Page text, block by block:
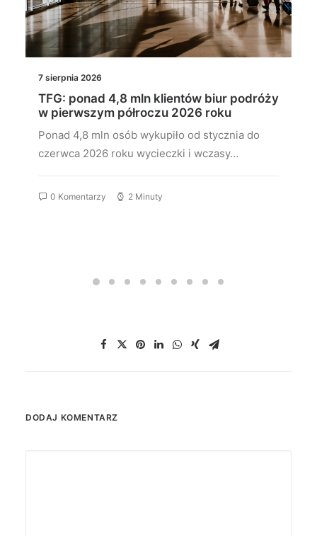
7 sierpnia 2026
TFG: ponad 4,8 mln klientów biur podróży
w pierwszym półroczu 2026 roku
Ponad 4,8 mln osób wykupiło od stycznia do
czerwca 2026 roku wycieczki i wczasy…
0 Komentarzy 2 Minuty
DODAJ KOMENTARZ